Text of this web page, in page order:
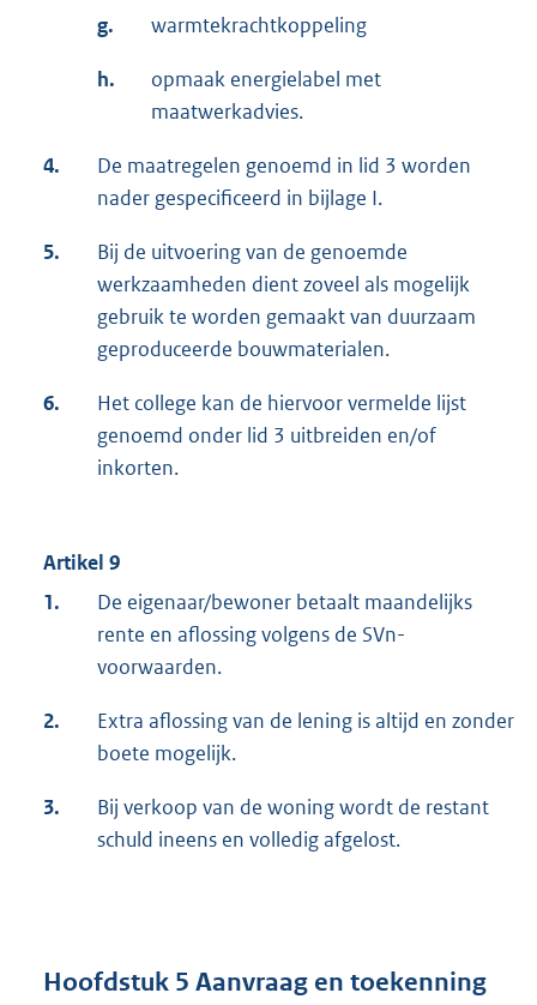
g. warmtekrachtkoppeling
h.
opmaak energielabel met
maatwerkadvies.
4.
De maatregelen genoemd in lid 3 worden
nader gespecificeerd in bijlage I.
5.
Bij de uitvoering van de genoemde
werkzaamheden dient zoveel als mogelijk
gebruik te worden gemaakt van duurzaam
geproduceerde bouwmaterialen.
6.
Het college kan de hiervoor vermelde lijst
genoemd onder lid 3 uitbreiden en/of
inkorten.
Artikel 9
1.
De eigenaar/bewoner betaalt maandelijks
rente en aflossing volgens de SVn-
voorwaarden.
2.
Extra aflossing van de lening is altijd en zonder
boete mogelijk.
3.
Bij verkoop van de woning wordt de restant
schuld ineens en volledig afgelost.
Hoofdstuk 5 Aanvraag en toekenning